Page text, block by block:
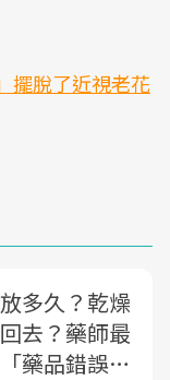
擺脫了近視老花
多久？乾燥
去？藥師最
藥品錯誤保